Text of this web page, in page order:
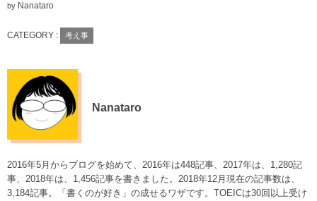
by Nanataro
CATEGORY : 考え事
Nanataro
2016年5月からブログを始めて、2016年は448記事、2017年は、1,280記
事、2018年は、1,456記事を書きました。2018年12月現在の記事数は、
3,184記事。「書くのが好き」の成せるワザです。TOEICは30回以上受け